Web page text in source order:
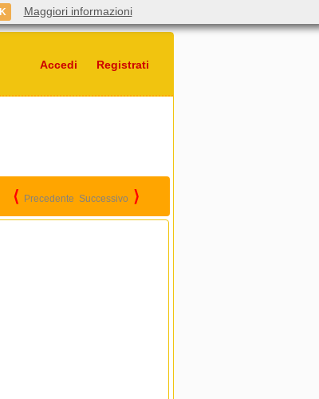
Accedi Registrati
⟨ Precedente Successivo ⟩
Maggiori informazioni